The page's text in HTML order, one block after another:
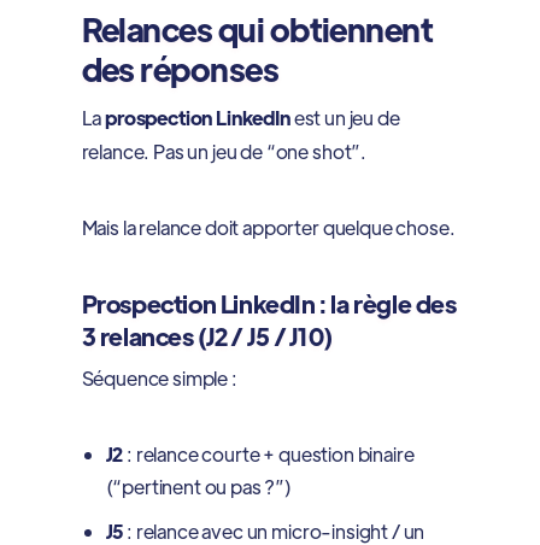
Relances qui obtiennent
des réponses
Laprospection LinkedInest un jeu de
relance. Pas un jeu de “one shot”.
Mais la relance doit apporter quelque chose.
Prospection LinkedIn : la règle des
3 relances (J2 / J5 / J10)
Séquence simple :
J2: relance courte + question binaire
(“pertinent ou pas ?”)
J5: relance avec un micro-insight / un